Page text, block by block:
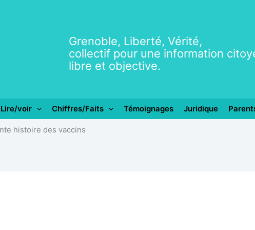
Grenoble, Liberté, Vérité,
collectif pour une information
libre et objective.
Lire/voir Chiffres/Faits Témoignages Juridique
histoire des vaccins